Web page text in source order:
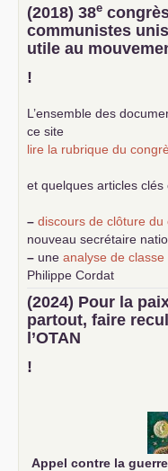
(2018) 38e
communistes
utile au
!
L’ensemble des
ce site
lire la rubrique du
et quelques articles
– discours de clôture
nouveau secrétaire
– une analyse de
Philippe Cordat
–
un texte de Jean-
science sociale de notre
–un appel proposé aux
d’Europe
–
(2024) Pour la
partout, faire
l’OTAN
!
Appel contre la